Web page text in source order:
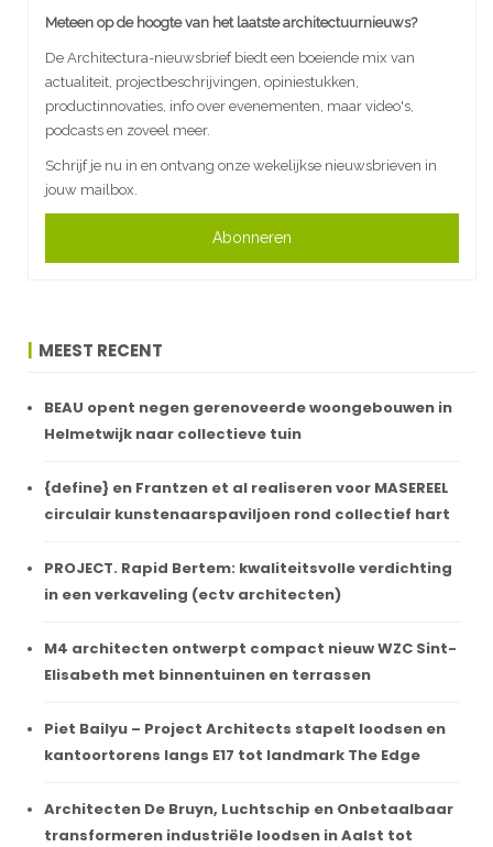
Meteen op de hoogte van het laatste architectuurnieuws?
De Architectura-nieuwsbrief biedt een boeiende mix van
actualiteit, projectbeschrijvingen, opiniestukken,
productinnovaties, info over evenementen, maar video's,
podcasts en zoveel meer.
Schrijf je nu in en ontvang onze wekelijkse nieuwsbrieven in
jouw mailbox.
Abonneren
MEEST RECENT
BEAU opent negen gerenoveerde woongebouwen in
Helmetwijk naar collectieve tuin
{define} en Frantzen et al realiseren voor MASEREEL
circulair kunstenaarspaviljoen rond collectief hart
PROJECT. Rapid Bertem: kwaliteitsvolle verdichting
in een verkaveling (ectv architecten)
M4 architecten ontwerpt compact nieuw WZC Sint-
Elisabeth met binnentuinen en terrassen
Piet Bailyu – Project Architects stapelt loodsen en
kantoortorens langs E17 tot landmark The Edge
Architecten De Bruyn, Luchtschip en Onbetaalbaar
transformeren industriële loodsen in Aalst tot